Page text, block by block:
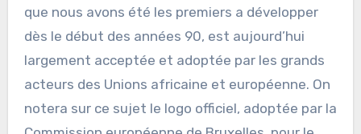
que nous avons été les premiers a développer
dès le début des années 90, est aujourd’hui
largement acceptée et adoptée par les grands
acteurs des Unions africaine et européenne. On
notera sur ce sujet le logo officiel, adoptée par la